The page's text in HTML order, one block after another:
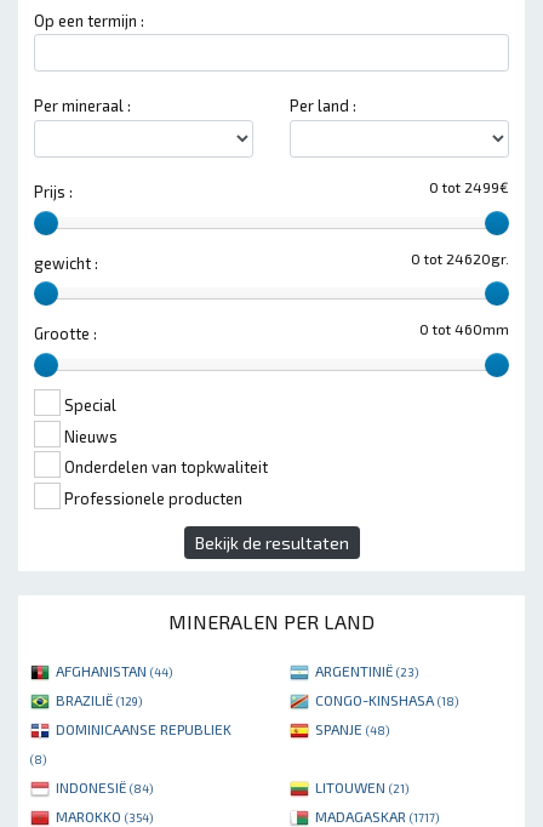
Op een termijn :
Per mineraal : Per land :
0 tot 2499€
Prijs :
0 tot 24620gr.
gewicht :
0 tot 460mm
Grootte :
Special
Nieuws
Onderdelen van topkwaliteit
Professionele producten
Bekijk de resultaten
MINERALEN PER LAND
AFGHANISTAN (44) ARGENTINIË (23)
BRAZILIË (129) CONGO-KINSHASA (18)
DOMINICAANSE REPUBLIEK
(8)
SPANJE (48)
INDONESIË (84) LITOUWEN (21)
MAROKKO (354) MADAGASKAR (1717)